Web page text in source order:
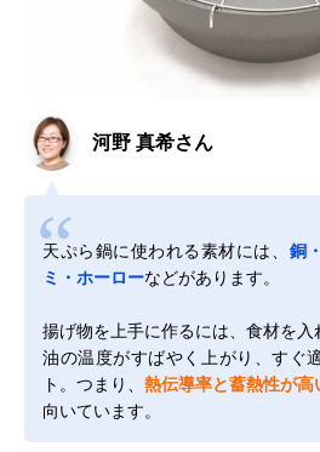
河野 真希さん
天ぷら鍋に使われる素材には、 銅
ミ・ホーローなどがあります。
揚げ物を上手に作るには、食材を入
油の温度がすばやく上がり、すぐ
ト。つまり、 熱伝導率と蓄熱性が高
向いています。